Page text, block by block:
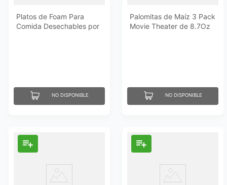
Platos de Foam Para
Comida Desechables por
NO DISPONIBLE
Palomitas de Maíz 3 Pack
Movie Theater de 8.7Oz
NO DISPONIBLE